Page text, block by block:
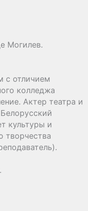
Могилев.
с отличием
колледжа
Актер театра и
культуры и
творчества